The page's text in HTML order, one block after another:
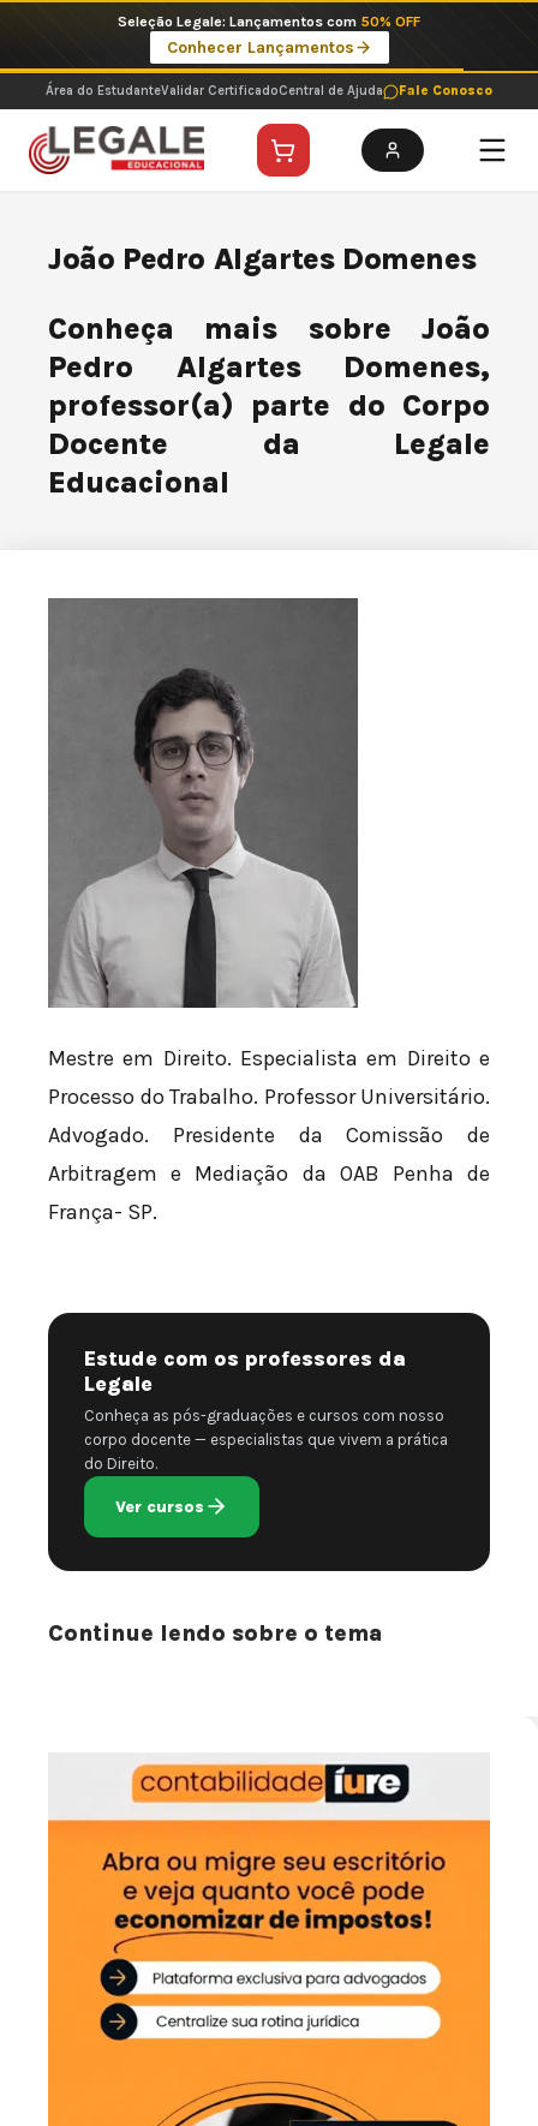
o
conteúdo
Seleção Legale: Lançamentos com 50% OFF
Conhecer Lançamentos
Área do EstudanteValidar CertificadoCentral de Ajuda Fale Conosco
João Pedro Algartes Domenes
Conheça mais sobre João
Pedro Algartes Domenes,
professor(a) parte do Corpo
Docente da Legale
Educacional
Mestre em Direito. Especialista em Direito e
Processo do Trabalho. Professor Universitário.
Advogado. Presidente da Comissão de
Arbitragem e Mediação da OAB Penha de
França- SP.
Estude com os professores da
Legale
Conheça as pós-graduações e cursos com nosso
corpo docente — especialistas que vivem a prática
do Direito.
Ver cursos
Continue lendo sobre o tema